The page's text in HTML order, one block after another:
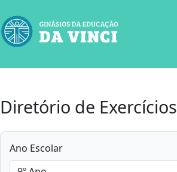
Diretório de Exercícios
Ano Escolar